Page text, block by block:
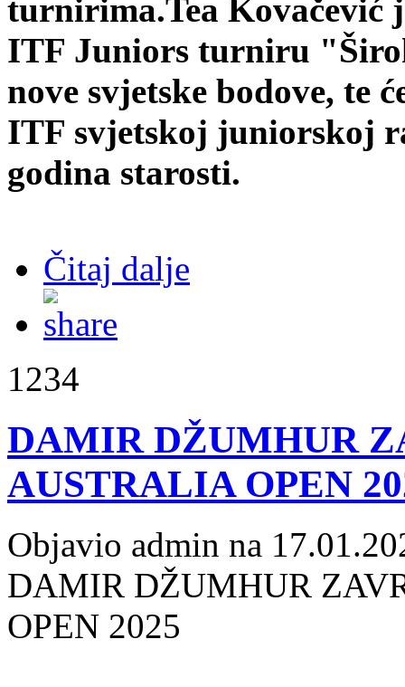
turnirima.Tea Kovačević
ITF Juniors turniru
nove svjetske bodove, te
ITF svjetskoj juniorskoj
godina starosti.
Čitaj dalje
1234
DAMIR DŽUMHUR
AUSTRALIA OPEN
Objavio admin na
DAMIR DŽUMHUR
OPEN 2025